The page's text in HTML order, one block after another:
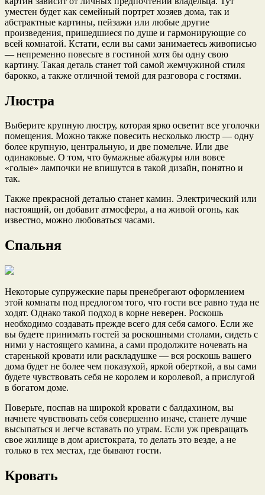
уместен будет как семейный портрет хозяев дома, так и
абстрактные картины, пейзажи или любые другие
произведения, пришедшиеся по душе и гармонирующие со
всей комнатой. Кстати, если вы сами занимаетесь живописью
— непременно повесьте в гостиной хотя бы одну свою
картину. Такая деталь станет той самой жемчужиной стиля
барокко, а также отличной темой для разговора с гостями.
Люстра
Выберите крупную люстру, которая ярко осветит все уголочки
помещения. Можно также повесить несколько люстр — одну
более крупную, центральную, и две помельче. Или две
одинаковые. О том, что бумажные абажуры или вовсе
«голые» лампочки не впишутся в такой дизайн, понятно и
так.
Также прекрасной деталью станет камин. Электрический или
настоящий, он добавит атмосферы, а на живой огонь, как
известно, можно любоваться часами.
Спальня
Некоторые супружеские пары пренебрегают оформлением
этой комнаты под предлогом того, что гости все равно туда не
ходят. Однако такой подход в корне неверен. Роскошь
необходимо создавать прежде всего для себя самого. Если же
вы будете принимать гостей за роскошными столами, сидеть с
ними у настоящего камина, а сами продолжите ночевать на
старенькой кровати или раскладушке — вся роскошь вашего
дома будет не более чем показухой, яркой оберткой, а вы сами
будете чувствовать себя не королем и королевой, а прислугой
в богатом доме.
Поверьте, поспав на широкой кровати с балдахином, вы
начнете чувствовать себя совершенно иначе, станете лучше
высыпаться и легче вставать по утрам. Если уж превращать
свое жилище в дом аристократа, то делать это везде, а не
только в тех местах, где бывают гости.
Кровать